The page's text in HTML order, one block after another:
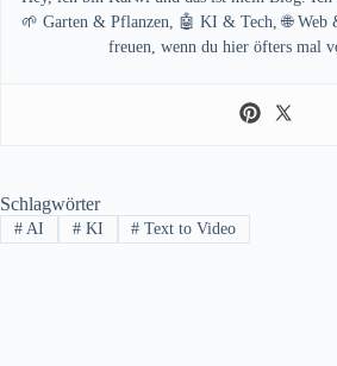
🌱 Garten & Pflanzen, 🤖 KI & Tech, 🌐 Web
freuen, wenn du hier öfters mal
Schlagwörter
#AI #KI # Text to Video